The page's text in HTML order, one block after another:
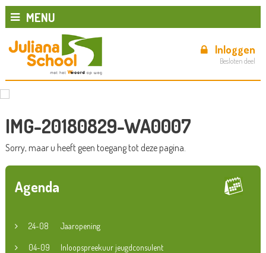
MENU
Inloggen
Besloten deel
IMG-20180829-WA0007
Sorry, maar u heeft geen toegang tot deze pagina.
Agenda
24-08 Jaaropening
04-09 Inloopspreekuur jeugdconsulent